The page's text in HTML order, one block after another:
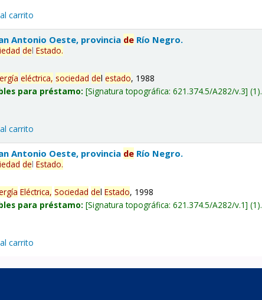
carrito
Antonio Oeste, provincia de Río Negro.
delEstado.
eléctrica, sociedad delestado, 1988
para préstamo: Signatura topográfica:621.374.5/A282/v.3 (1).
carrito
Antonio Oeste, provincia de Río Negro.
delEstado.
Eléctrica, Sociedad delEstado, 1998
para préstamo: Signatura topográfica:621.374.5/A282/v.1 (1).
carrito